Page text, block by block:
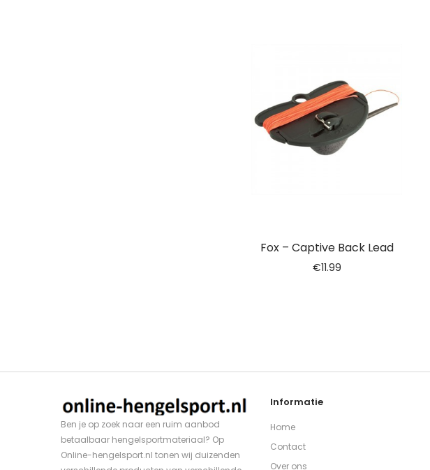
Fox – Captive Back Lead
€11.99
Ben je op zoek naar een ruim aanbod
betaalbaar hengelsportmateriaal? Op
Online-hengelsport.nl tonen wij duizenden
Informatie
Home
Contact
Over ons